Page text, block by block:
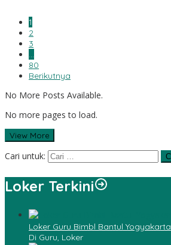
1
2
3
…
80
Berikutnya
No More Posts Available.
No more pages to load.
View More
Cari untuk:
Loker Terkini
Loker Guru Bimbl Bantul Yogyakarta
Di Guru, Loker